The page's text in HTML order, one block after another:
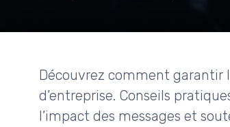
Découvrez comment garantir
d’entreprise. Conseils
l’impact des messages et